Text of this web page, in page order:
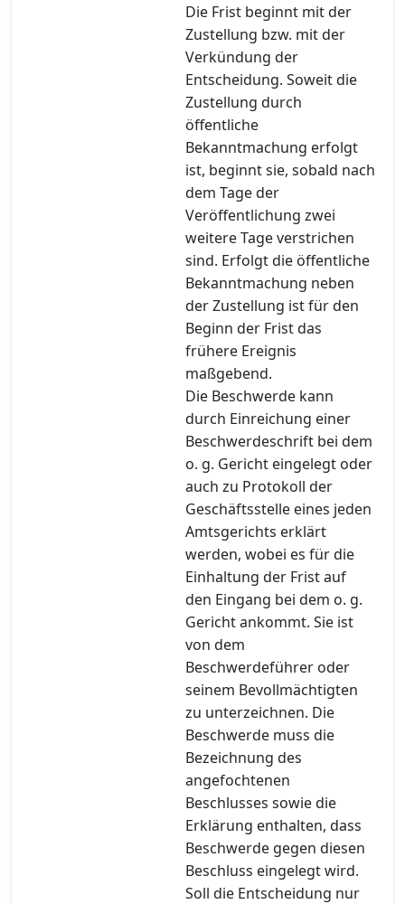
Die Frist beginnt mit der
Zustellung bzw. mit der
Verkündung der
Entscheidung. Soweit die
Zustellung durch
öffentliche
Bekanntmachung erfolgt
ist, beginnt sie, sobald nach
dem Tage der
Veröffentlichung zwei
weitere Tage verstrichen
sind. Erfolgt die öffentliche
Bekanntmachung neben
der Zustellung ist für den
Beginn der Frist das
frühere Ereignis
maßgebend.
Die Beschwerde kann
durch Einreichung einer
Beschwerdeschrift bei dem
o. g. Gericht eingelegt oder
auch zu Protokoll der
Geschäftsstelle eines jeden
Amtsgerichts erklärt
werden, wobei es für die
Einhaltung der Frist auf
den Eingang bei dem o. g.
Gericht ankommt. Sie ist
von dem
Beschwerdeführer oder
seinem Bevollmächtigten
zu unterzeichnen. Die
Beschwerde muss die
Bezeichnung des
angefochtenen
Beschlusses sowie die
Erklärung enthalten, dass
Beschwerde gegen diesen
Beschluss eingelegt wird.
Soll die Entscheidung nur